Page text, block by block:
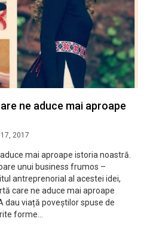
ne aduce mai aproape
2017
mai aproape istoria noastră.
unui business frumos –
antreprenorial al acestei idei,
care ne aduce mai aproape
dau viață poveștilor spuse de
forme…